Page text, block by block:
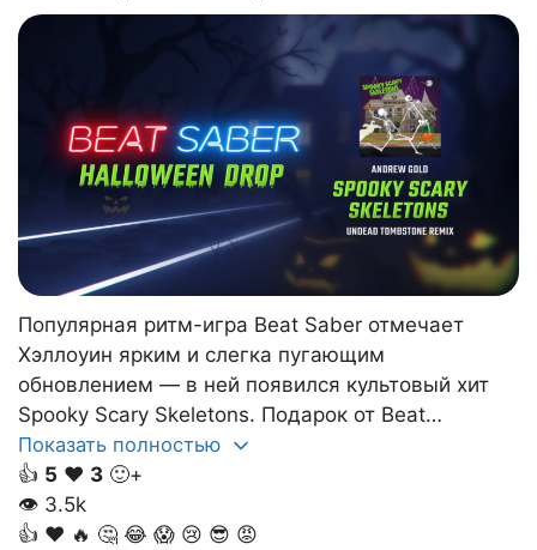
Популярная ритм-игра Beat Saber отмечает
Хэллоуин ярким и слегка пугающим
обновлением — в ней появился культовый хит
Spooky Scary Skeletons. Подарок от Beat…
Показать полностью
👍 5 ❤️ 3 🙂+
👁 3.5k
👍 ❤️ 🔥 🤔 😂 😱 😢 😎 😡